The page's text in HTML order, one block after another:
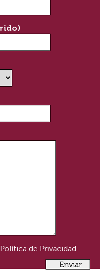
Política de Privacidad